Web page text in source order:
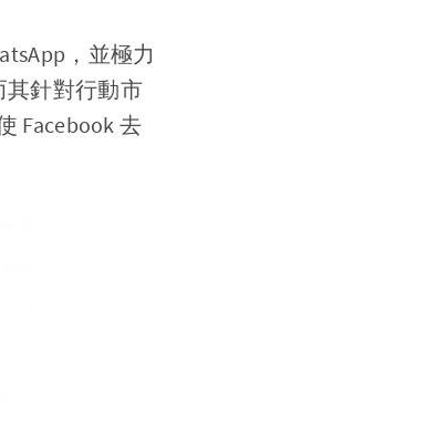
，並極力
其針對行動市
Facebook 去